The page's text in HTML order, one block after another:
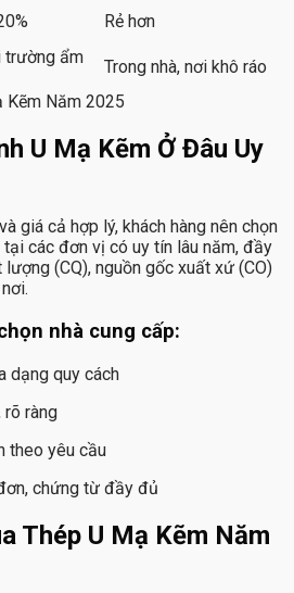
Rẻ hơn
trường ẩm
Trong nhà, nơi khô ráo
Kẽm Năm 2025
U Mạ Kẽm Ở Đâu Uy
giá cả hợp lý, khách hàng nên chọn
các đơn vị có uy tín lâu năm, đầy
(CQ), nguồn gốc xuất xứ (CO)
nhà cung cấp:
dạng quy cách
rõ ràng
theo yêu cầu
chứng từ đầy đủ
Thép U Mạ Kẽm Năm